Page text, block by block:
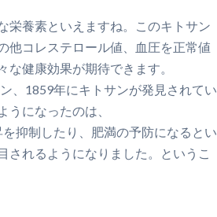
栄養素といえますね。このキトサン
他コレステロール値、血圧を正常値
健康効果が期待できます。
、1859年にキトサンが発見されてい
になったのは、
抑制したり、肥満の予防になるとい
されるようになりました。というこ